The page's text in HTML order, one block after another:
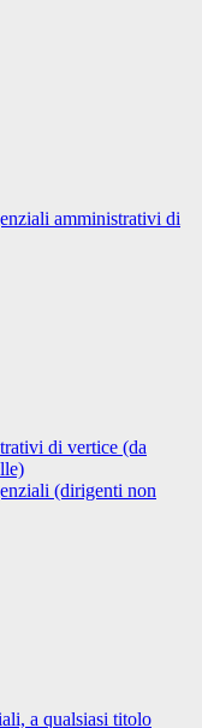
amministrativi di
di vertice (da
(dirigenti non
a qualsiasi titolo